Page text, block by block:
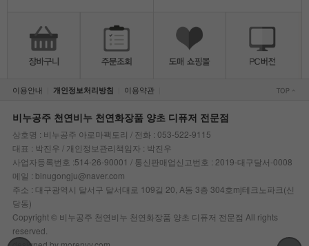
이용안내 개인정보처리방침 이용약관|
비누공주 천연비누 천연화장품 양초 디퓨저 전문점
상호명 : 비누공주 아로마팩토리 / 전화 : 053-522-9115
대표 : 박진우 / 개인정보관리책임자 : 박진우
사업자등록번호 :514-26-90001 / 통신판매업신고번호 : 2019-대구달서-0008
메일 : binugongju@naver.com
주소 : 대구광역시 달서구 달서대로 109길 20, A동 3층 304호mj테크노파크(신
당동)
Copyright © 비누공주 천연비누 천연화장품 양초 디퓨저 전문점 All rights
reserved.